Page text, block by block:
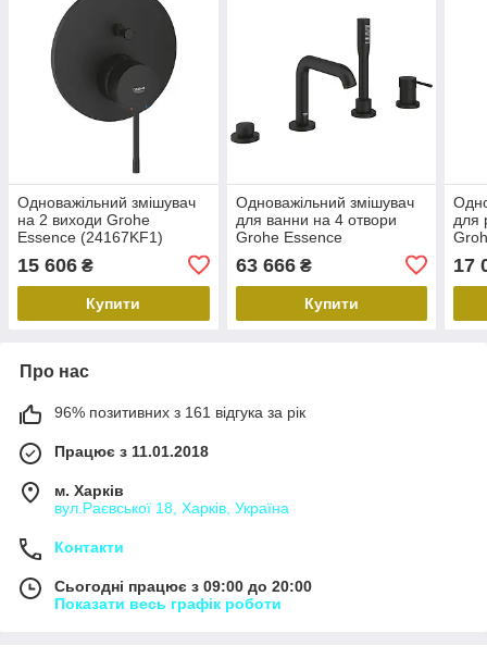
Одноважільний змішувач
на 2 виходи Grohe
Essence (24167KF1)
15 606 ₴
Купити
Одноважільний змішувач
для ванни на 4 отвори
Grohe Essence
63 666₴
Купити
для
17
Про нас
96% позитивних з 161 відгука за рік
Працює з 11.01.2018
м. Харків
вул.Раєвської 18, Харків, Україна
Контакти
Сьогодні працює з 09:00 до 20:00
Показати весь графік роботи